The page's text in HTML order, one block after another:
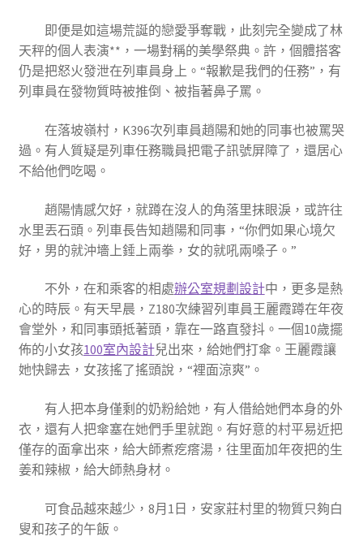
即便是如這場荒誕的戀愛爭奪戰，此刻完全變成了林
天秤的個人表演**，一場對稱的美學祭典。許，個體搭客
仍是把怒火發泄在列車員身上。“報歉是我們的任務”，有
列車員在發物質時被推倒、被指著鼻子罵。
在落坡嶺村，K396次列車員趙陽和她的同事也被罵哭
過。有人質疑是列車任務職員把電子訊號屏障了，還居心
不給他們吃喝。
趙陽情感欠好，就蹲在沒人的角落里抹眼淚，或許往
水里丟石頭。列車長告知趙陽和同事，“你們如果心境欠
好，男的就沖墻上錘上兩拳，女的就吼兩嗓子。”
不外，在和乘客的相處辦公室規劃設計中，更多是熱
心的時辰。有天早晨，Z180次練習列車員王麗霞蹲在年夜
會堂外，和同事頭抵著頭，靠在一路直發抖。一個10歲擺
佈的小女孩100室內設計兒出來，給她們打傘。王麗霞讓
她快歸去，女孩搖了搖頭說，“裡面涼爽”。
有人把本身僅剩的奶粉給她，有人借給她們本身的外
衣，還有人把傘塞在她們手里就跑。有好意的村平易近把
僅存的面拿出來，給大師煮疙瘩湯，往里面加年夜把的生
姜和辣椒，給大師熱身材。
可食品越來越少，8月1日，安家莊村里的物質只夠白
叟和孩子的午飯。